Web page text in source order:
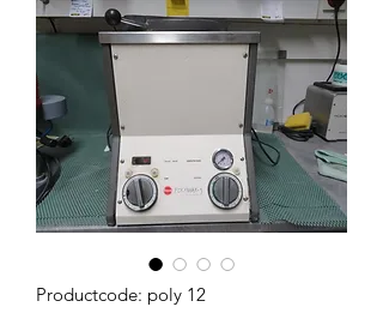
Productcode: poly 12